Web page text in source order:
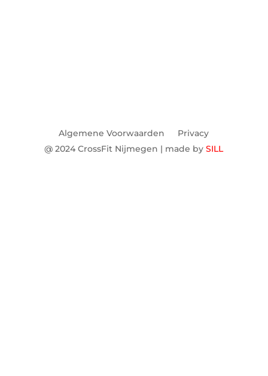
@ 2024 CrossFit Nijmegen | made bySILL
Algemene Voorwaarden Privacy